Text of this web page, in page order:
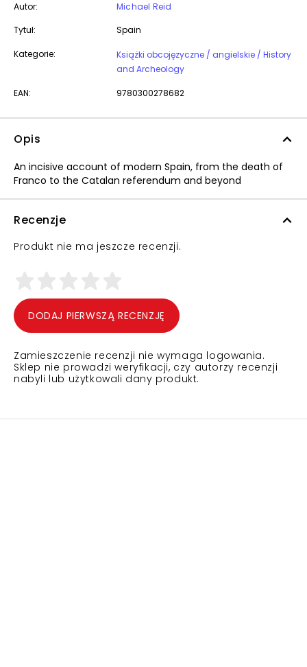
Autor:
Michael Reid
Tytuł:
Spain
Kategorie:
Książki obcojęzyczne / angielskie / History
and Archeology
EAN: 9780300278682
Opis
An incisive account of modern Spain, from the death of
Franco to the Catalan referendum and beyond
Recenzje
Produkt nie ma jeszcze recenzji.
DODAJ PIERWSZĄ RECENZJĘ
Zamieszczenie recenzji nie wymaga logowania.
Sklep nie prowadzi weryfikacji, czy autorzy recenzji
nabyli lub użytkowali dany produkt.